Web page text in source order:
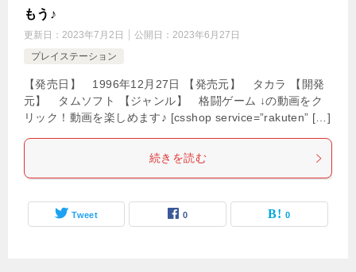
もう♪
更新日： 2023年7月2日 公開日： 2023年6月27日
プレイステーション
【発売日】 1996年12月27日 【発売元】 タカラ 【開発
元】 タムソフト 【ジャンル】 格闘ゲーム ↓の動画をク
リック！動画を楽しめます♪ [csshop service=”rakuten” […]
続きを読む
Tweet 0 0